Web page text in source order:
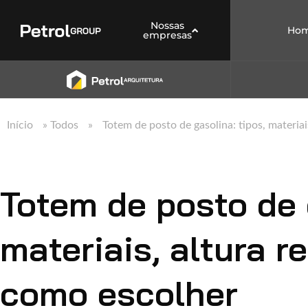
Nossas
empresas
Início » Todos » Totem de posto de gasolina: tipos,
Totem de posto
materiais, altura
como escolher